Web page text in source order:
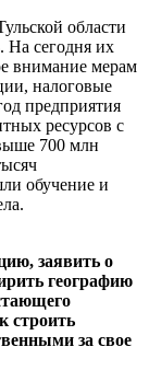
области
На сегодня их
внимание мерам
налоговые
предприятия
ресурсов с
700 млн
обучение и
заявить о
географию
строить
за свое